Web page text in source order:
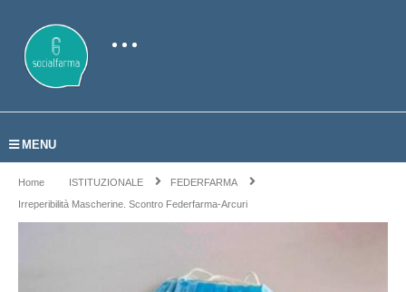
MENU
Home ISTITUZIONALE
FEDERFARMA
Irreperibilità Mascherine. Scontro Federfarma-Arcuri